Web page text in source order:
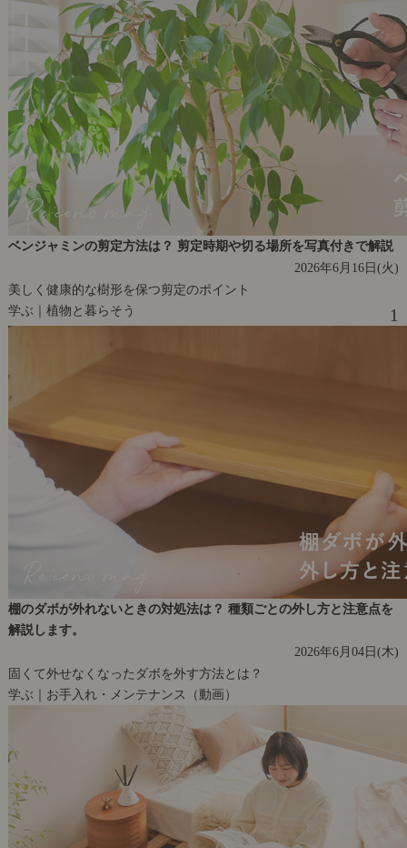
ベンジャミンの剪定方法は？ 剪定時期や切る場所を写真付きで解説
2026年6月16日(火)
美しく健康的な樹形を保つ剪定のポイント
学ぶ｜植物と暮らそう
1
棚のダボが外れないときの対処法は？ 種類ごとの外し方と注意点を
解説します。
2026年6月04日(木)
固くて外せなくなったダボを外す方法とは？
学ぶ｜お手入れ・メンテナンス（動画）